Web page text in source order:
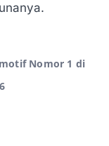
Nomor 1 di